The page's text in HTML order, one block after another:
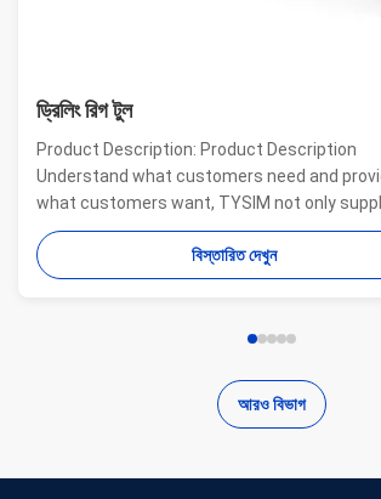
ড্রিলিং রিগ টুল
Product Description: Product Description
Understand what customers need and
what customers want, TYSIM not only
bars for drill rigs of world’s top brands, but
provide one-stop solution for the world
construction users. While providing
বিস্তারিত দেখুন
আরও বিভাগ